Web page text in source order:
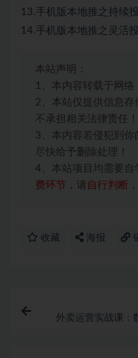
13.手机版本地推之持续
14.手机版本地推之灵活
本站声明：
1、本内容转载于网络
2、本站仅提供信息存
不承担相关法律责任！
3、本内容若侵犯到
尽快给予删除处理！
4、本站项目均需要自
费环节 ，请 自行判断
收藏 海报
外卖运营实战课：